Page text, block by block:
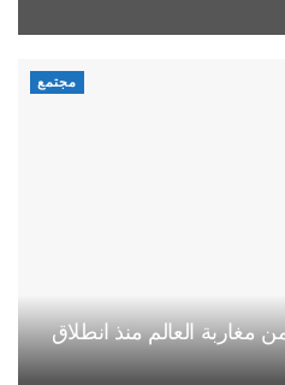
مجتمع
2,7 مليون من مغاربة العالم منذ انطلاق